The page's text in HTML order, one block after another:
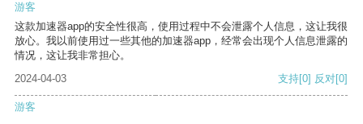
游客
这款加速器app的安全性很高，使用过程中不会泄露个人信息，这让我很
放心。我以前使用过一些其他的加速器app，经常会出现个人信息泄露的
情况，这让我非常担心。
2024-04-03
支持[0] 反对[0]
游客